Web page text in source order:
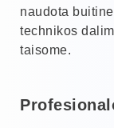
naudota
technikos
taisome.